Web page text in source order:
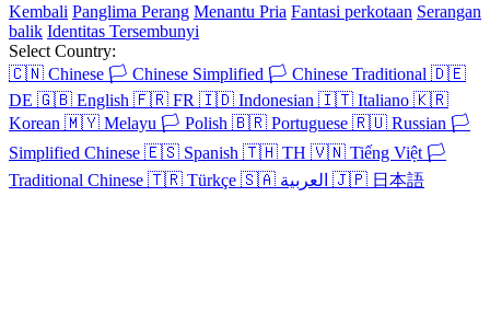
Kembali Panglima Perang Menantu Pria Fantasi perkotaan Serangan
balik Identitas Tersembunyi
Select Country:
🇨🇳 Chinese 🏳️ Chinese Simplified 🏳️ Chinese Traditional 🇩🇪
DE 🇬🇧 English 🇫🇷 FR 🇮🇩 Indonesian 🇮🇹 Italiano 🇰🇷
Korean 🇲🇾 Melayu 🏳️ Polish 🇧🇷 Portuguese 🇷🇺 Russian 🏳️
Simplified Chinese 🇪🇸 Spanish 🇹🇭 TH 🇻🇳 Tiếng Việt 🏳️
Traditional Chinese 🇹🇷 Türkçe 🇸🇦 🇯🇵 日本語